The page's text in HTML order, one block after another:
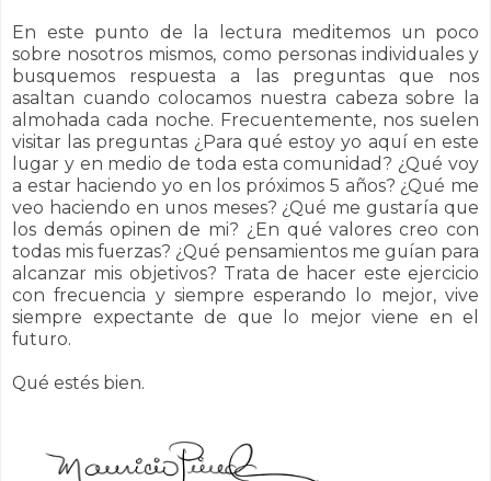
En este punto de la lectura meditemos un poco
sobre nosotros mismos, como personas individuales y
busquemos respuesta a las preguntas que nos
asaltan cuando colocamos nuestra cabeza sobre la
almohada cada noche. Frecuentemente, nos suelen
visitar las preguntas ¿Para qué estoy yo aquí en este
lugar y en medio de toda esta comunidad? ¿Qué voy
a estar haciendo yo en los próximos 5 años? ¿Qué me
veo haciendo en unos meses? ¿Qué me gustaría que
los demás opinen de mi? ¿En qué valores creo con
todas mis fuerzas? ¿Qué pensamientos me guían para
alcanzar mis objetivos? Trata de hacer este ejercicio
con frecuencia y siempre esperando lo mejor, vive
siempre expectante de que lo mejor viene en el
futuro.
Qué estés bien.